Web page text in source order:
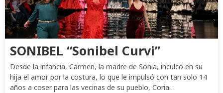
SONIBEL “Sonibel Curvi”
Desde la infancia, Carmen, la madre de Sonia, inculcó en su
hija el amor por la costura, lo que le impulsó con tan solo 14
años a coser para las vecinas de su pueblo, Coria…